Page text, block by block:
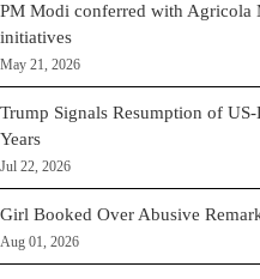
PM Modi conferred with Agricola
initiatives
May 21, 2026
Trump Signals Resumption of
Years
Jul 22, 2026
Girl Booked Over Abusive
Aug 01, 2026